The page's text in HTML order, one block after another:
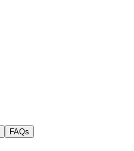
FAQs